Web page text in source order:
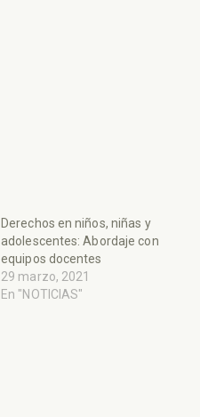
Derechos en niños, niñas y
adolescentes: Abordaje con
equipos docentes
29 marzo, 2021
En "NOTICIAS"